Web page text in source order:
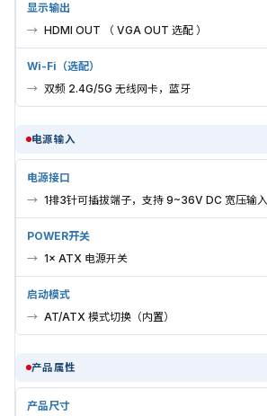
显示输出
HDMI OUT （ VGA OUT 选配 ）
Wi-Fi（选配）
双频 2.4G/5G 无线网卡，蓝牙
电源输入
电源接口
1排3针可插拔端子，支持 9~36V DC 宽压输入
POWER开关
1× ATX 电源开关
启动模式
AT/ATX 模式切换（内置）
产品属性
产品尺寸